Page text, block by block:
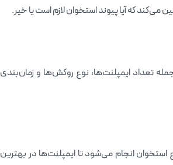
که آیا پیوند استخوان لازم است یا خیر.
تعداد ایمپلنت‌ها، نوع روکش‌ها و زمان‌بندی
استخوان انجام می‌شود تا ایمپلنت‌ها در بهترین